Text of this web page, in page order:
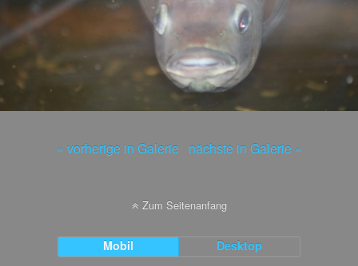
« vorherige in Galerie nächste in Galerie »
Zum Seitenanfang
Mobil Desktop